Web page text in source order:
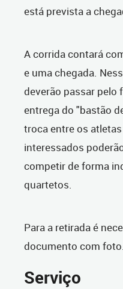
está prevista a
A corrida contará
e uma chegada.
deverão passar pelo
entrega do "bastão
troca entre os
interessados
competir de forma
quartetos.
Para a retirada é
documento com foto.
Serviço